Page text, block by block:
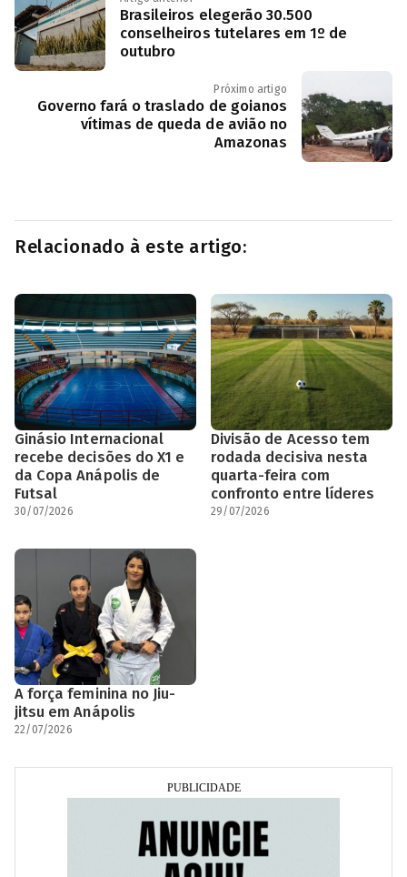
Brasileiros elegerão 30.500
conselheiros tutelares em 1º de
outubro
Próximo artigo
Governo fará o traslado de goianos
vítimas de queda de avião no
Amazonas
Relacionado à este artigo:
Ginásio Internacional
recebe decisões do X1 e
da Copa Anápolis de
Futsal
30/07/2026
Divisão de Acesso tem
rodada decisiva nesta
quarta-feira com
confronto entre líderes
29/07/2026
A força feminina no Jiu-
jitsu em Anápolis
22/07/2026